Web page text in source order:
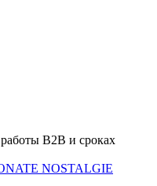
В2В и сроках
NOSTALGIE